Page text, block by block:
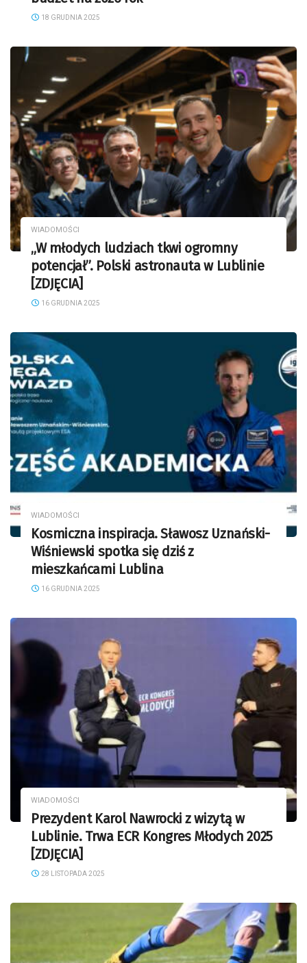
18 GRUDNIA 2025
WIADOMOŚCI
„W młodych ludziach tkwi ogromny
potencjał”. Polski astronauta w Lublinie
[ZDJĘCIA]
16 GRUDNIA 2025
WIADOMOŚCI
Kosmiczna inspiracja. Sławosz Uznański-
Wiśniewski spotka się dziś z
mieszkańcami Lublina
16 GRUDNIA 2025
WIADOMOŚCI
Prezydent Karol Nawrocki z wizytą w
Lublinie. Trwa ECR Kongres Młodych 2025
[ZDJĘCIA]
28 LISTOPADA 2025